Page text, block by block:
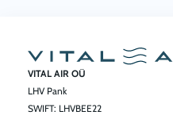
VITAL AIR OÜ
LHV Pank
SWIFT: LHVBEE22